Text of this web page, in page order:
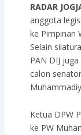
RADAR
anggota
ke Pimpinan
Selain
PAN DIJ
calon
Ketua DPW
ke PW